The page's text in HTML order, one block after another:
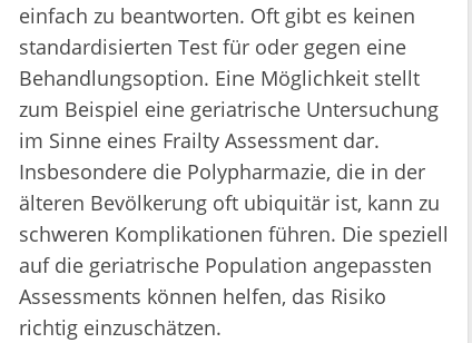
einfach zu beantworten. Oft gibt es keinen
standardisierten Test für oder gegen eine
Behandlungsoption. Eine Möglichkeit stellt
zum Beispiel eine geriatrische Untersuchung
im Sinne eines Frailty Assessment dar.
Insbesondere die Polypharmazie, die in der
älteren Bevölkerung oft ubiquitär ist, kann zu
schweren Komplikationen führen. Die speziell
auf die geriatrische Population angepassten
Assessments können helfen, das Risiko
richtig einzuschätzen.